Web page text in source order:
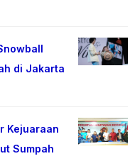
di Jakarta
Kejuaraan
Sumpah